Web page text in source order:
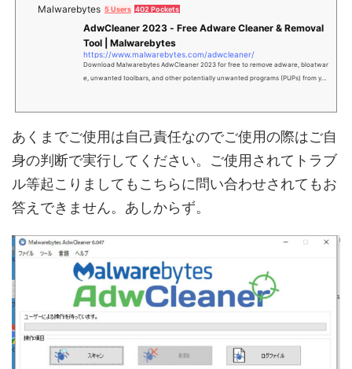
Malwarebytes 5 Users 402 Pockets
AdwCleaner 2023 - Free Adware Cleaner & Removal
Tool | Malwarebytes
https://www.malwarebytes.com/adwcleaner/
Download Malwarebytes AdwCleaner 2023 for free to remove adware, bloatwar
e, unwanted toolbars, and other potentially unwanted programs (PUPs) from you
あくまでご使用は自己責任なのでご使用の際はご自
身の判断で実行してください。ご使用されてトラブ
ル等起こりましてもこちらに問い合わせされてもお
答えできません。あしからず。